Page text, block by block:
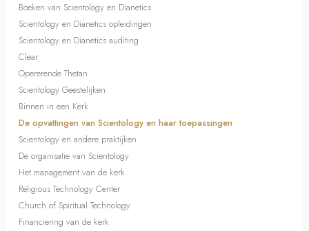
Boeken van Scientology en Dianetics
Scientology en Dianetics opleidingen
Scientology en Dianetics auditing
Clear
Opererende Thetan
Scientology Geestelijken
Binnen in een Kerk
De opvattingen van Scientology en haar toepassingen
Scientology en andere praktijken
De organisatie van Scientology
Het management van de kerk
Religious Technology Center
Church of Spiritual Technology
Financiering van de kerk